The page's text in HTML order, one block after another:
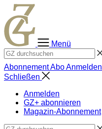
Zum
Inhalt
springen
Menü
AbonnementAboAnmelden
Schließen
Anmelden
GZ+ abonnieren
Magazin-Abonnement